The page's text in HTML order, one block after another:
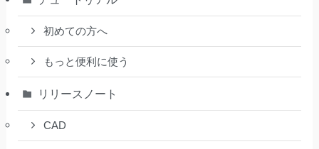
初めての方へ
もっと便利に使う
リリースノート
CAD